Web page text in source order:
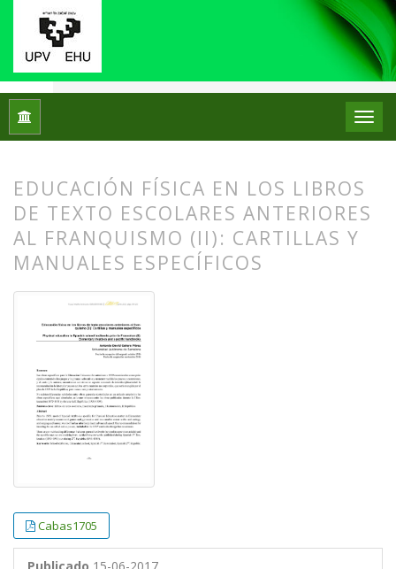
Inicio
EDUCACIÓN FÍSICA EN LOS LIBROS
DE TEXTO ESCOLARES ANTERIORES
AL FRANQUISMO (II): CARTILLAS Y
MANUALES ESPECÍFICOS
Cabas1705